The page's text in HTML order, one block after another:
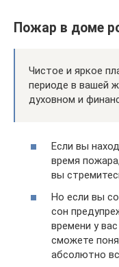
Пожар в доме
Чистое и яркое
периоде в вашей
духовном и
Если вы
время
вы
Но если вы
сон
времени у
сможете
абсолютно